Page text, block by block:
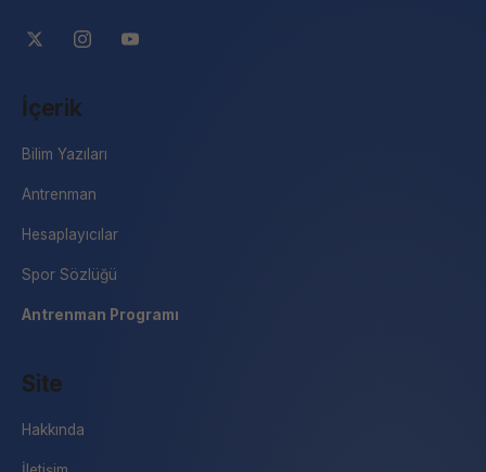
İçerik
Bilim Yazıları
Antrenman
Hesaplayıcılar
Spor Sözlüğü
Antrenman Programı
Site
Hakkında